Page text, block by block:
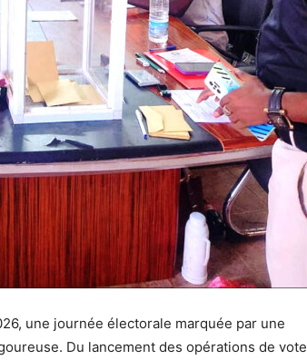
une journée électorale marquée par une
Du lancement des opérations de vote